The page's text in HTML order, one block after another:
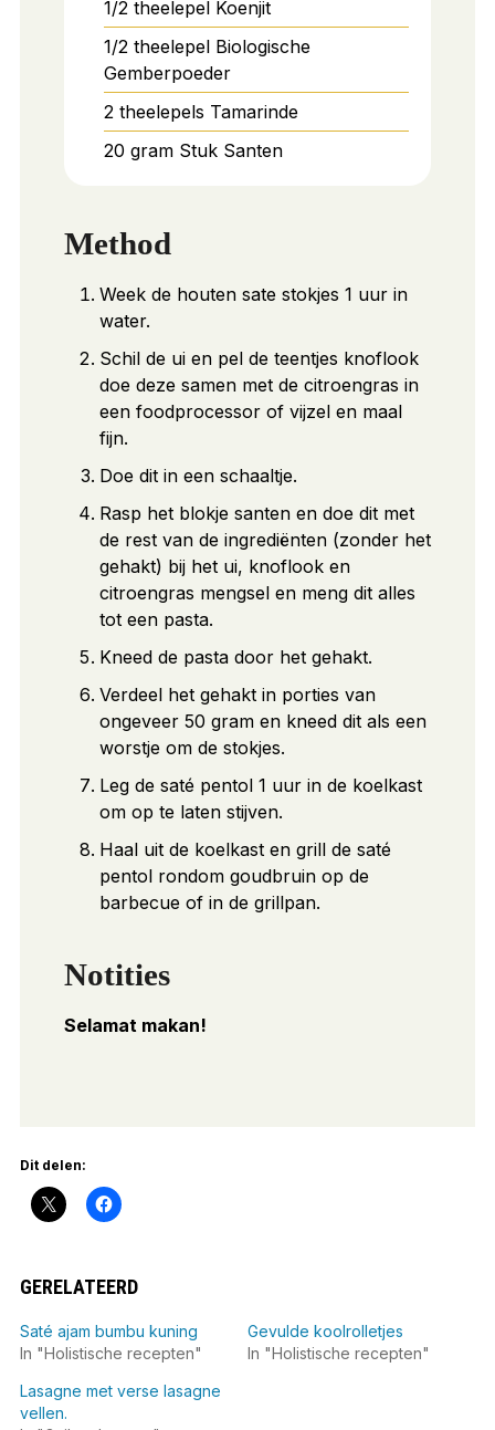
1/2 theelepel Koenjit
1/2 theelepel Biologische
Gemberpoeder
2 theelepels Tamarinde
20 gram Stuk Santen
Method
Week de houten sate stokjes 1 uur in
water.
Schil de ui en pel de teentjes knoflook
doe deze samen met de citroengras in
een foodprocessor of vijzel en maal
fijn.
Doe dit in een schaaltje.
Rasp het blokje santen en doe dit met
de rest van de ingrediënten (zonder het
gehakt) bij het ui, knoflook en
citroengras mengsel en meng dit alles
tot een pasta.
Kneed de pasta door het gehakt.
Verdeel het gehakt in porties van
ongeveer 50 gram en kneed dit als een
worstje om de stokjes.
Leg de saté pentol 1 uur in de koelkast
om op te laten stijven.
Haal uit de koelkast en grill de saté
pentol rondom goudbruin op de
barbecue of in de grillpan.
Notities
Selamat makan!
Dit delen:
GERELATEERD
Saté ajam bumbu kuning
In "Holistische recepten"
Gevulde koolrolletjes
In "Holistische recepten"
Lasagne met verse lasagne
vellen.